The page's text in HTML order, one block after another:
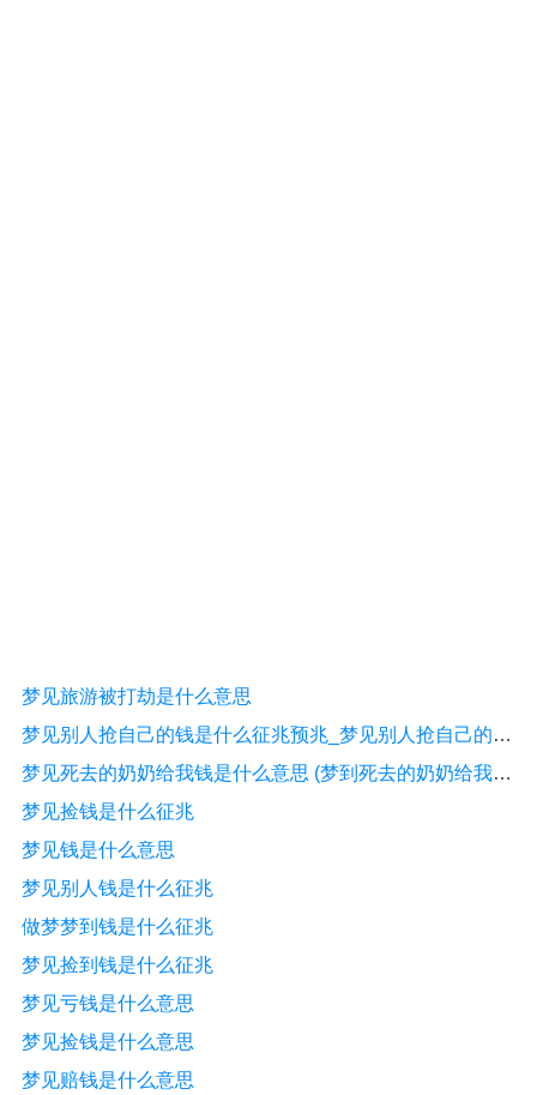
梦见旅游被打劫是什么意思
梦见别人抢自己的钱是什么征兆预兆_梦见别人抢自己的钱是什么意思？
梦见死去的奶奶给我钱是什么意思 (梦到死去的奶奶给我钱是什么意思)
梦见捡钱是什么征兆
梦见钱是什么意思
梦见别人钱是什么征兆
做梦梦到钱是什么征兆
梦见捡到钱是什么征兆
梦见亏钱是什么意思
梦见捡钱是什么意思
梦见赔钱是什么意思